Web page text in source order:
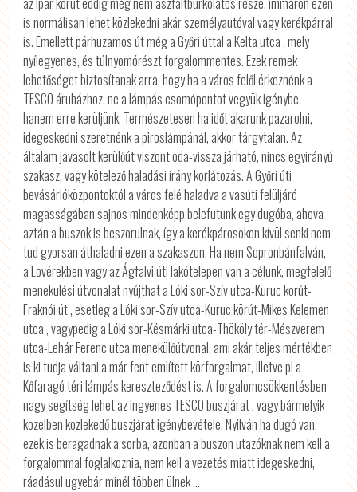
is normálisan lehet közlekedni akár személyautóval vagy kerékpárral
is. Emellett párhuzamos út még a Győri úttal a Kelta utca , mely
nyílegyenes, és túlnyomórészt forgalommentes. Ezek remek
lehetőséget biztosítanak arra, hogy ha a város felől érkeznénk a
TESCO áruházhoz, ne a lámpás csomópontot vegyük igénybe,
hanem erre kerüljünk. Természetesen ha időt akarunk pazarolni,
idegeskedni szeretnénk a piroslámpánál, akkor tárgytalan. Az
általam javasolt kerülőút viszont oda-vissza járható, nincs egyirányú
szakasz, vagy kötelező haladási irány korlátozás. A Győri úti
bevásárlóközpontoktól a város felé haladva a vasúti felüljáró
magasságában sajnos mindenképp belefutunk egy dugóba, ahova
aztán a buszok is beszorulnak, így a kerékpárosokon kívül senki nem
tud gyorsan áthaladni ezen a szakaszon. Ha nem Sopronbánfalván,
a Lövérekben vagy az Ágfalvi úti lakótelepen van a célunk, megfelelő
menekülési útvonalat nyújthat a Lóki sor-Szív utca-Kuruc körút-
Fraknói út , esetleg a Lóki sor-Szív utca-Kuruc körút-Mikes Kelemen
utca , vagypedig a Lóki sor-Késmárki utca-Thököly tér-Mészverem
utca-Lehár Ferenc utca menekülőútvonal, ami akár teljes mértékben
is ki tudja váltani a már fent említett körforgalmat, illetve pl a
Kőfaragó téri lámpás kereszteződést is. A forgalomcsökkentésben
nagy segítség lehet az ingyenes TESCO buszjárat , vagy bármelyik
közelben közlekedő buszjárat igénybevétele. Nyilván ha dugó van,
ezek is beragadnak a sorba, azonban a buszon utazóknak nem kell a
forgalommal foglalkoznia, nem kell a vezetés miatt idegeskedni,
ráadásul ugyebár minél többen ülnek …